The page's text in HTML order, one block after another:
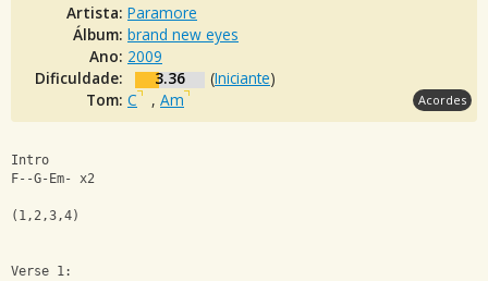
Artista: Paramore
Álbum: brand new eyes
Ano: 2009
Dificuldade:
3.36 (Iniciante)
Tom: C , Am Acordes
Intro
F--G-Em- x2
(1,2,3,4)
Verse 1: